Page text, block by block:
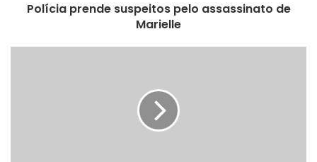
Polícia prende suspeitos pelo assassinato de
Marielle